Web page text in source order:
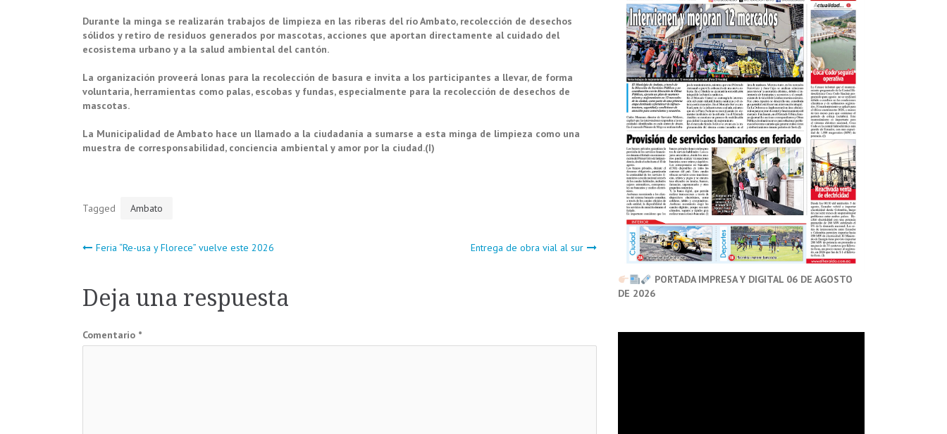
Durante la minga se realizarán trabajos de limpieza en las riberas del río Ambato, recolección de desechos
sólidos y retiro de residuos generados por mascotas, acciones que aportan directamente al cuidado del
ecosistema urbano y a la salud ambiental del cantón.
La organización proveerá lonas para la recolección de basura e invita a los participantes a llevar, de forma
voluntaria, herramientas como palas, escobas y fundas, especialmente para la recolección de desechos de
mascotas.
La Municipalidad de Ambato hace un llamado a la ciudadanía a sumarse a esta minga de limpieza como una
muestra de corresponsabilidad, conciencia ambiental y amor por la ciudad.(I)
Tagged Ambato
Navegación
de
entradas
Feria “Re-usa y Florece” vuelve este 2026 Entrega de obra vial al sur
Deja una respuesta
Comentario *
PORTADA IMPRESA Y DIGITAL 06 DE AGOSTO
DE 2026